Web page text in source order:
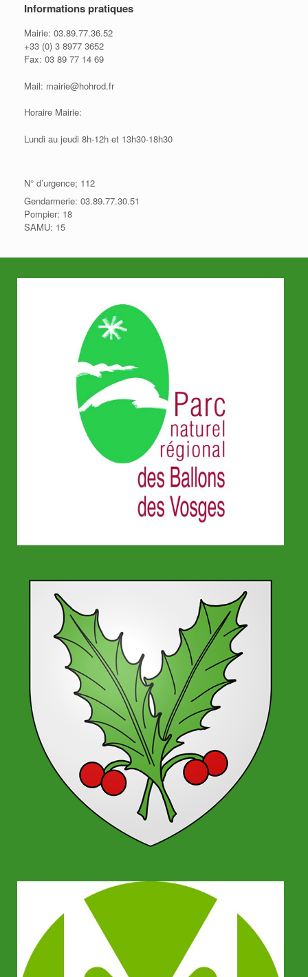
Informations pratiques
Mairie: 03.89.77.36.52
+33 (0) 3 8977 3652
Fax: 03 89 77 14 69
Mail: mairie@hohrod.fr
Horaire Mairie:
Lundi au jeudi 8h-12h et 13h30-18h30
N° d’urgence; 112
Gendarmerie: 03.89.77.30.51
Pompier: 18
SAMU: 15